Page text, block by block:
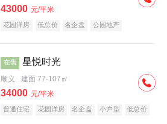
43000 元/平米
花园洋房 低总价 名企盘 公园地产
在售 星悦时光
顺义 建面 77-107㎡
34000 元/平米
普通住宅 花园洋房 名企盘 小户型 低总价